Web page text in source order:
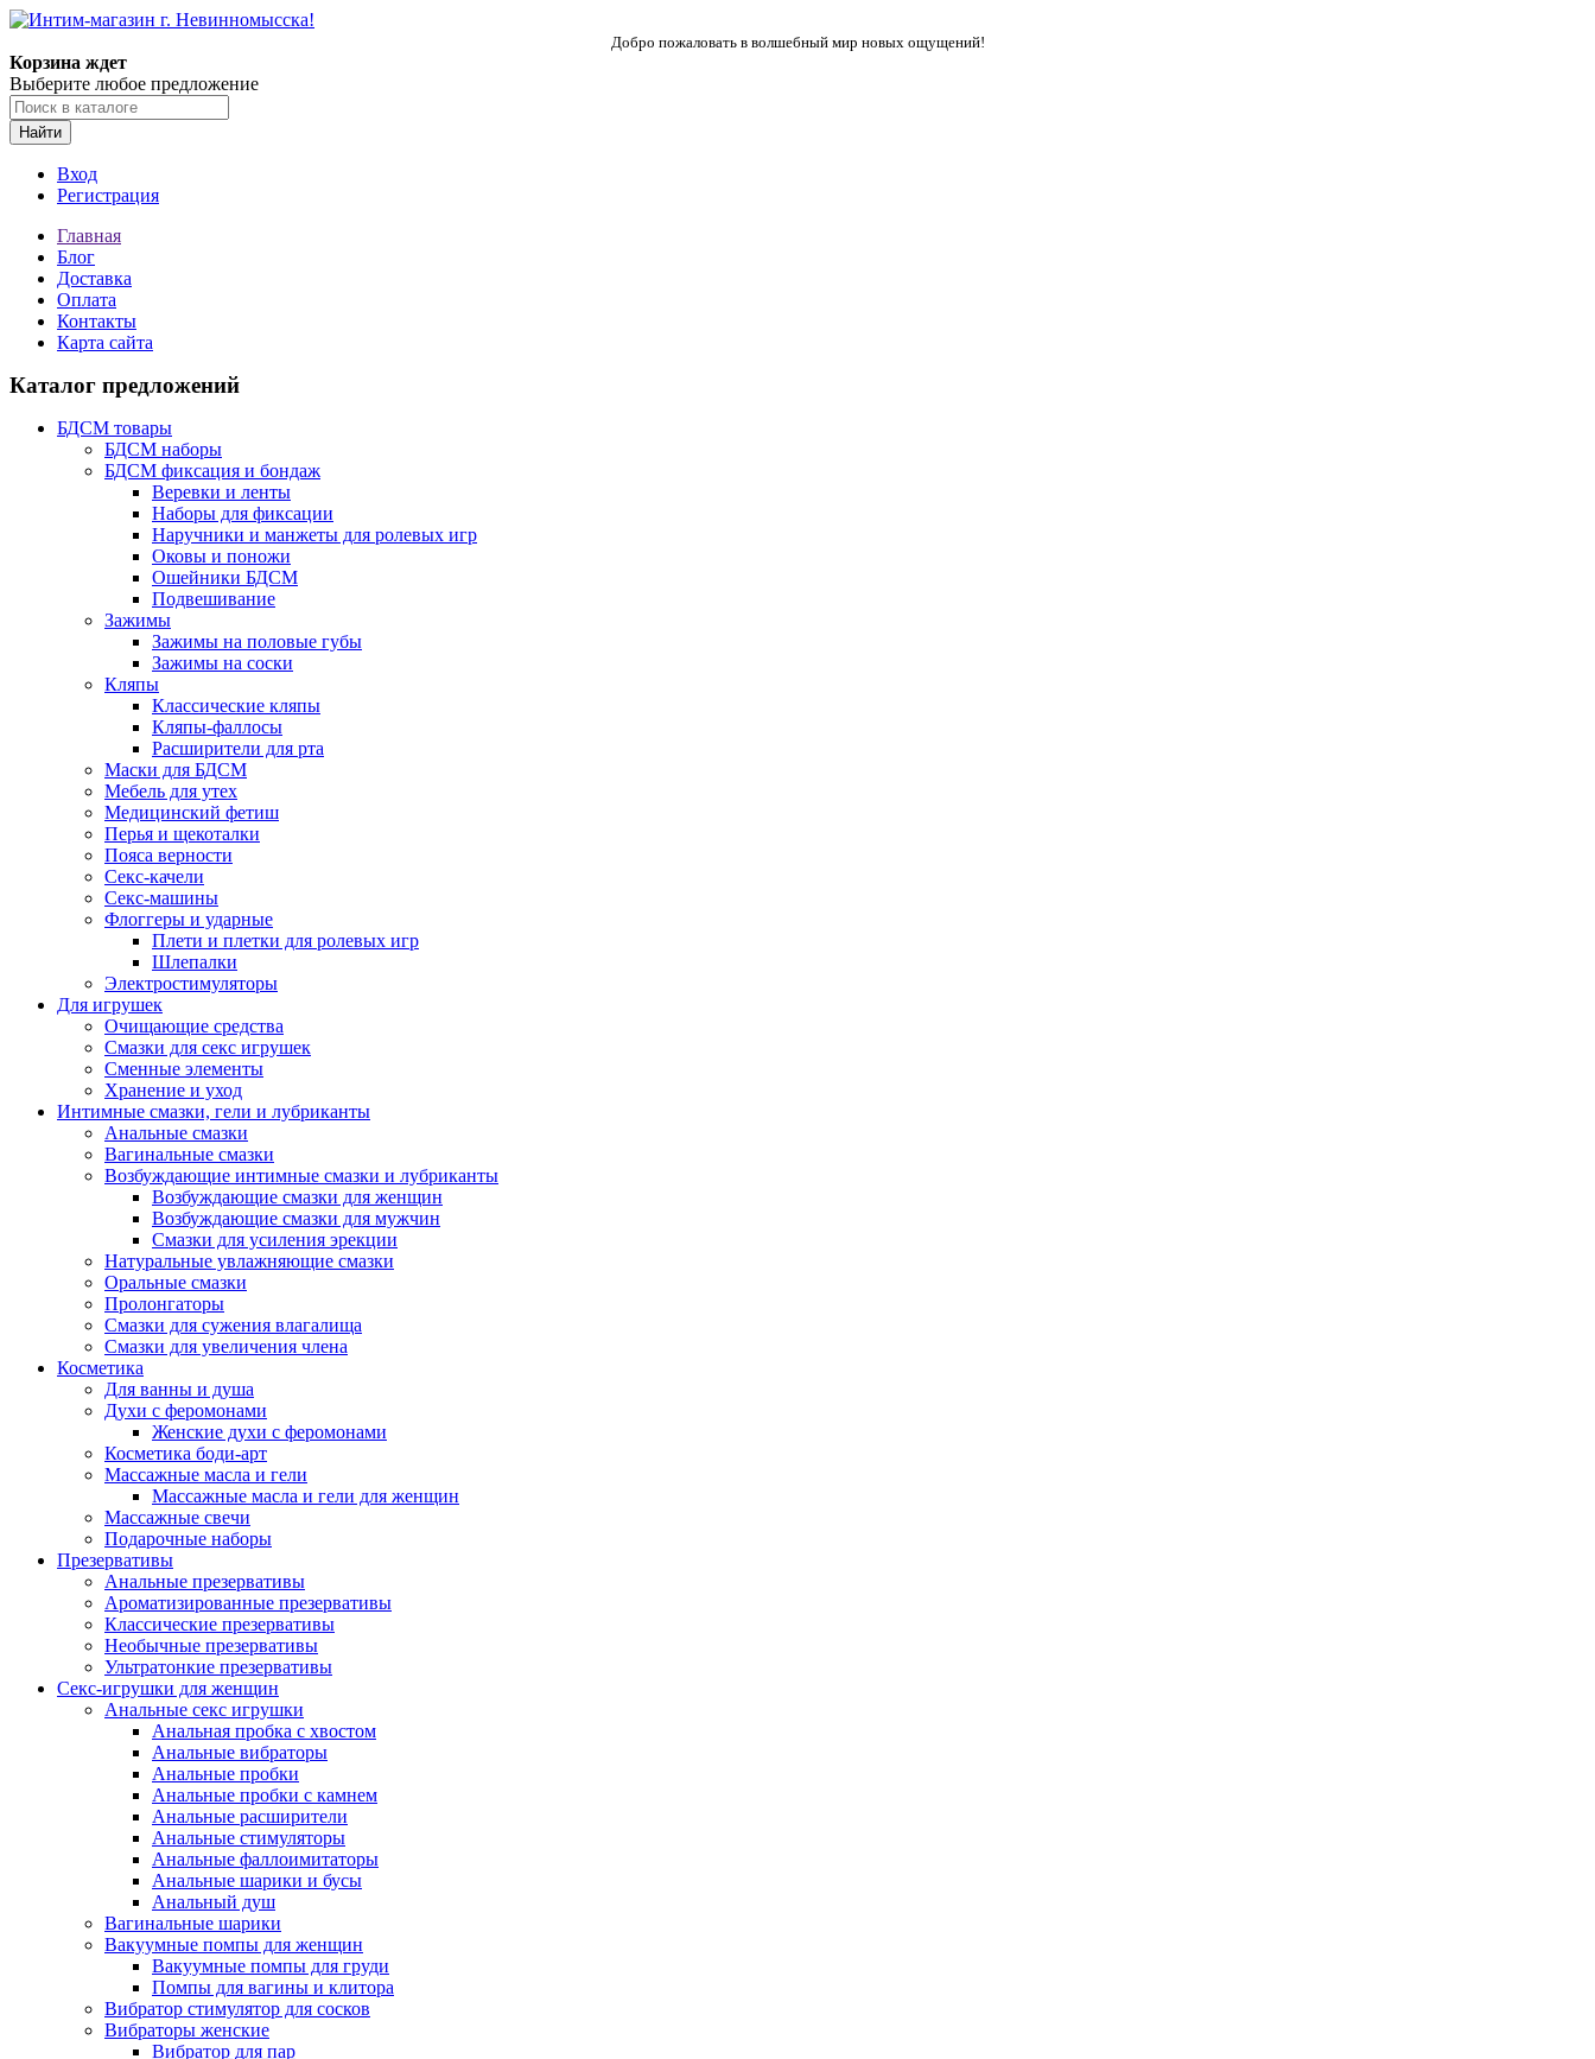
Добро пожаловать в волшебный мир новых ощущений!
Корзина ждет
Выберите любое предложение
Найти
Вход
Регистрация
Главная
Блог
Доставка
Оплата
Контакты
Карта сайта
Каталог предложений
БДСМ товары
БДСМ наборы
БДСМ фиксация и бондаж
Веревки и ленты
Наборы для фиксации
Наручники и манжеты для ролевых игр
Оковы и поножи
Ошейники БДСМ
Подвешивание
Зажимы
Зажимы на половые губы
Зажимы на соски
Кляпы
Классические кляпы
Кляпы-фаллосы
Расширители для рта
Маски для БДСМ
Мебель для утех
Медицинский фетиш
Перья и щекоталки
Пояса верности
Секс-качели
Секс-машины
Флоггеры и ударные
Плети и плетки для ролевых игр
Шлепалки
Электростимуляторы
Для игрушек
Очищающие средства
Смазки для секс игрушек
Сменные элементы
Хранение и уход
Интимные смазки, гели и лубриканты
Анальные смазки
Вагинальные смазки
Возбуждающие интимные смазки и лубриканты
Возбуждающие смазки для женщин
Возбуждающие смазки для мужчин
Смазки для усиления эрекции
Натуральные увлажняющие смазки
Оральные смазки
Пролонгаторы
Смазки для сужения влагалища
Смазки для увеличения члена
Косметика
Для ванны и душа
Духи с феромонами
Женские духи с феромонами
Косметика боди-арт
Массажные масла и гели
Массажные масла и гели для женщин
Массажные свечи
Подарочные наборы
Презервативы
Анальные презервативы
Ароматизированные презервативы
Классические презервативы
Необычные презервативы
Ультратонкие презервативы
Секс-игрушки для женщин
Анальные секс игрушки
Анальная пробка с хвостом
Анальные вибраторы
Анальные пробки
Анальные пробки с камнем
Анальные расширители
Анальные стимуляторы
Анальные фаллоимитаторы
Анальные шарики и бусы
Анальный душ
Вагинальные шарики
Вакуумные помпы для женщин
Вакуумные помпы для груди
Помпы для вагины и клитора
Вибратор стимулятор для сосков
Вибраторы женские
Вибратор для пар